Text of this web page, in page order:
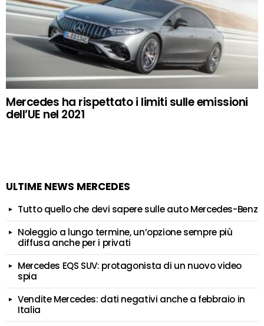
Mercedes ha rispettato i limiti sulle emissioni
dell’UE nel 2021
ULTIME NEWS MERCEDES
Tutto quello che devi sapere sulle auto Mercedes-Benz
Noleggio a lungo termine, un’opzione sempre più
diffusa anche per i privati
Mercedes EQS SUV: protagonista di un nuovo video
spia
Vendite Mercedes: dati negativi anche a febbraio in
Italia